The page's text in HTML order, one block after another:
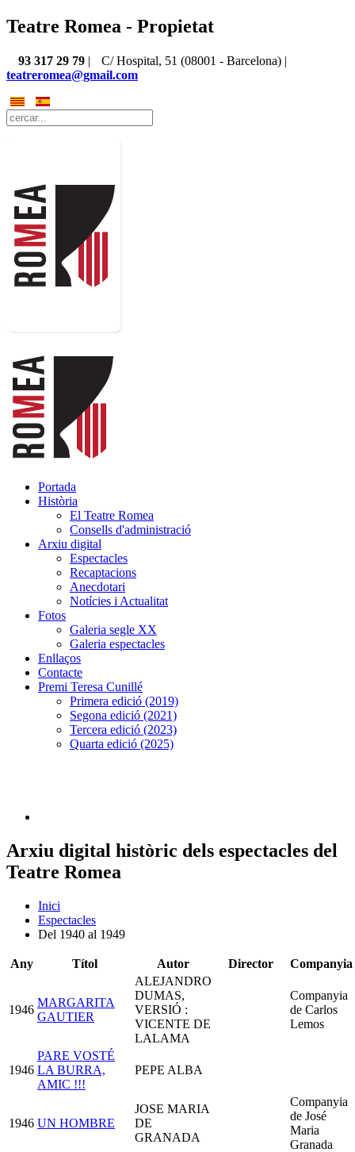
Teatre Romea - Propietat
93 317 29 79 |
C/ Hospital, 51 (08001 - Barcelona) |
teatreromea@gmail.com
Portada
Història
El Teatre Romea
Consells d'administració
Arxiu digital
Espectacles
Recaptacions
Anecdotari
Notícies i Actualitat
Fotos
Galeria segle XX
Galeria espectacles
Enllaços
Contacte
Premi Teresa Cunillé
Primera edició (2019)
Segona edició (2021)
Tercera edició (2023)
Quarta edició (2025)
Arxiu digital històric dels espectacles del
Teatre Romea
Inici
Espectacles
Del 1940 al 1949
Any Títol Autor Director Companyia
1946
MARGARITA
GAUTIER
ALEJANDRO
DUMAS,
VERSIÓ :
VICENTE DE
LALAMA
Companyia
de Carlos
Lemos
1946
PARE VOSTÉ
LA BURRA,
AMIC !!!
PEPE ALBA
1946 UN HOMBRE
JOSE MARIA
DE
GRANADA
Companyia
de José
Maria
Granada